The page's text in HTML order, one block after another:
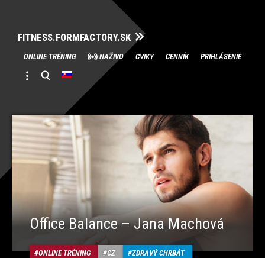
FITNESS.FORMFACTORY.SK
Skip
to
content
ONLINE TRÉNING NAŽIVO CVIKY CENNÍK PRIHLÁSENIE
Office Balance – Jana Machová
ONLINE TRÉNING CZ ZDRAVÝ CHRBÁT